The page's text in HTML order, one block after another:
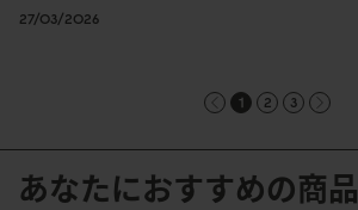
27/03/2026
1 2 3
あなたにおすすめの商品